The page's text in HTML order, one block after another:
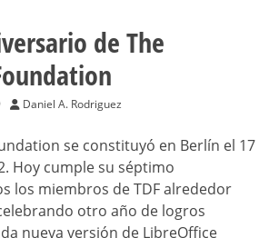
de The
Daniel A. Rodriguez
se constituyó en Berlín el 17
Hoy cumple su séptimo
los miembros de TDF alrededor
otro año de logros
nueva versión de LibreOffice